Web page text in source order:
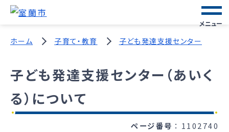
メニュー
ホーム 子育て・教育 子ども発達支援センター
子ども発達支援センター（あいく
る）について
ページ番号
1102740